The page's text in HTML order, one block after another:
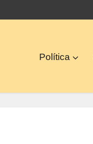
Política